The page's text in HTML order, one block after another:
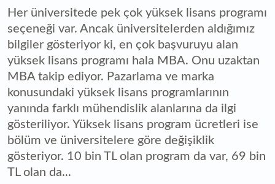
Her üniversitede pek çok yüksek lisans programı
seçeneği var. Ancak üniversitelerden aldığımız
bilgiler gösteriyor ki, en çok başvuruyu alan
yüksek lisans programı hala MBA. Onu uzaktan
MBA takip ediyor. Pazarlama ve marka
konusundaki yüksek lisans programlarının
yanında farklı mühendislik alanlarına da ilgi
gösteriliyor. Yüksek lisans program ücretleri ise
bölüm ve üniversitelere göre değişiklik
gösteriyor. 10 bin TL olan program da var, 69 bin
TL olan da...